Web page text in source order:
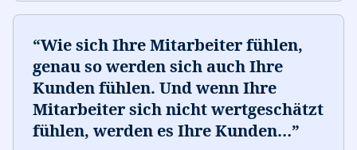
“Wie sich Ihre Mitarbeiter fühlen,
genau so werden sich auch Ihre
Kunden fühlen. Und wenn Ihre
Mitarbeiter sich nicht wertgeschätzt
fühlen, werden es Ihre Kunden…”